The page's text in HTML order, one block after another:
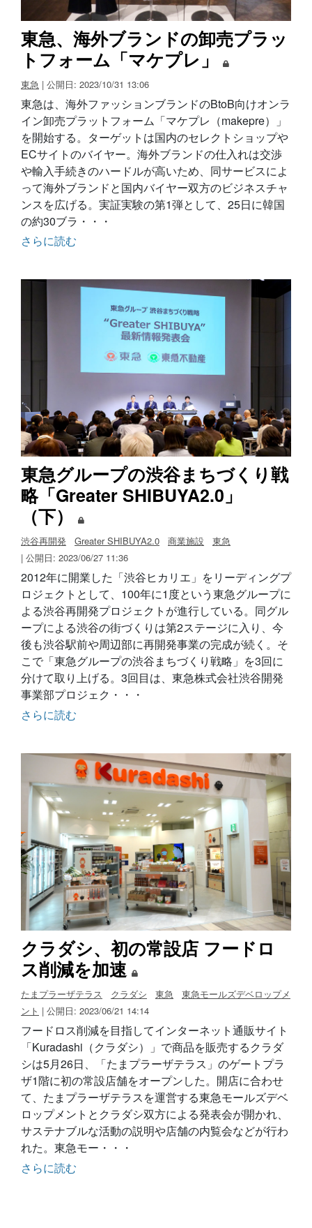
東急、海外ブランドの卸売プラッ
トフォーム「マケプレ」
東急 | 公開日: 2023/10/31 13:06
東急は、海外ファッションブランドのBtoB向けオンラ
イン卸売プラットフォーム「マケプレ（makepre）」
を開始する。ターゲットは国内のセレクトショップや
ECサイトのバイヤー。海外ブランドの仕入れは交渉
や輸入手続きのハードルが高いため、同サービスによ
って海外ブランドと国内バイヤー双方のビジネスチャ
ンスを広げる。実証実験の第1弾として、25日に韓国
の約30ブラ・・・
さらに読む
東急グループの渋谷まちづくり戦
略「Greater SHIBUYA2.0」
（下）
渋谷再開発 Greater SHIBUYA2.0 商業施設
東急
| 公開日: 2023/06/27 11:36
2012年に開業した「渋谷ヒカリエ」をリーディングプ
ロジェクトとして、100年に1度という東急グループに
よる渋谷再開発プロジェクトが進行している。同グル
ープによる渋谷の街づくりは第2ステージに入り、今
後も渋谷駅前や周辺部に再開発事業の完成が続く。そ
こで「東急グループの渋谷まちづくり戦略」を3回に
分けて取り上げる。3回目は、東急株式会社渋谷開発
事業部プロジェク・・・
さらに読む
クラダシ、初の常設店 フードロ
ス削減を加速
たまプラーザテラス クラダシ 東急
東急モールズデベロップメ
ント | 公開日: 2023/06/21 14:14
フードロス削減を目指してインターネット通販サイト
「Kuradashi（クラダシ）」で商品を販売するクラダ
シは5月26日、「たまプラーザテラス」のゲートプラ
ザ1階に初の常設店舗をオープンした。開店に合わせ
て、たまプラーザテラスを運営する東急モールズデベ
ロップメントとクラダシ双方による発表会が開かれ、
サステナブルな活動の説明や店舗の内覧会などが行わ
れた。東急モー・・・
さらに読む